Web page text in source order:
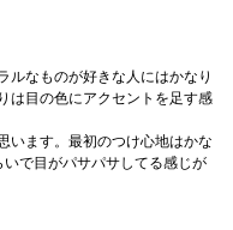
ルなものが好きな人にはかなり
は目の色にアクセントを足す感
います。最初のつけ心地はかな
で目がパサパサしてる感じが